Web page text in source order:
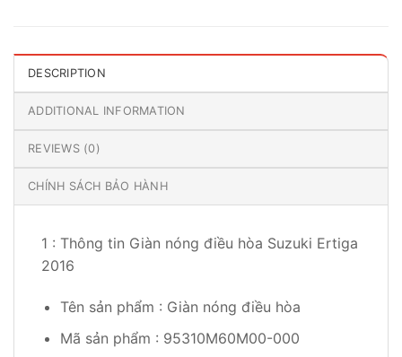
DESCRIPTION
ADDITIONAL INFORMATION
REVIEWS (0)
CHÍNH SÁCH BẢO HÀNH
1 : Thông tin Giàn nóng điều hòa Suzuki Ertiga
2016
Tên sản phẩm : Giàn nóng điều hòa
Mã sản phẩm : 95310M60M00-000